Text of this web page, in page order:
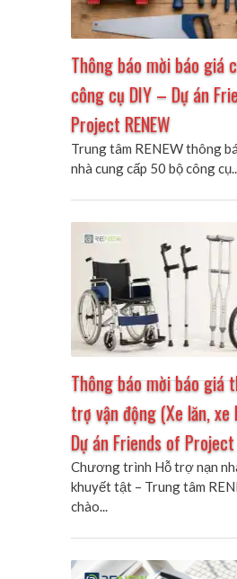
Thông báo mời báo giá
công cụ DIY – Dự án
Project RENEW
Trung tâm RENEW thông
nhà cung cấp 50 bộ công
Thông báo mời báo giá
trợ vận động (Xe lăn,
Dự án Friends of Project
Chương trình Hỗ trợ nạn
khuyết tật – Trung tâm
chào...